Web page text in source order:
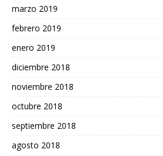
marzo 2019
febrero 2019
enero 2019
diciembre 2018
noviembre 2018
octubre 2018
septiembre 2018
agosto 2018